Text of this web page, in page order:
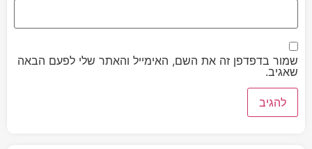
שמור בדפדפן זה את השם, האימייל והאתר שלי לפעם הבאה
שאגיב.